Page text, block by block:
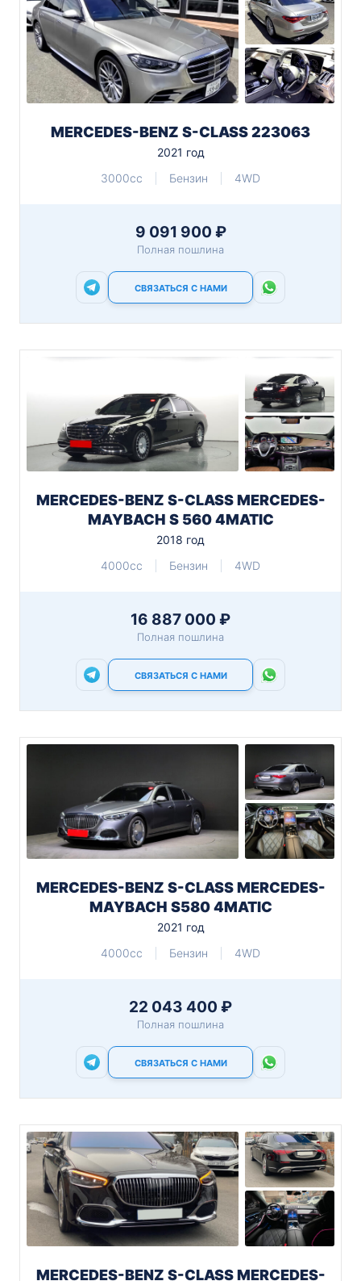
MERCEDES-BENZ S-CLASS 223063
2021 год
3000cc
Бензин 4WD
9 091 900 ₽
Полная пошлина
СВЯЗАТЬСЯ С НАМИ
MERCEDES-BENZ S-CLASS MERCEDES-
MAYBACH S 560 4MATIC
2018 год
4000cc
Бензин 4WD
16 887 000 ₽
Полная пошлина
СВЯЗАТЬСЯ С НАМИ
MERCEDES-BENZ S-CLASS MERCEDES-
MAYBACH S580 4MATIC
2021 год
4000cc
Бензин 4WD
22 043 400 ₽
Полная пошлина
СВЯЗАТЬСЯ С НАМИ
MERCEDES-BENZ S-CLASS MERCEDES-